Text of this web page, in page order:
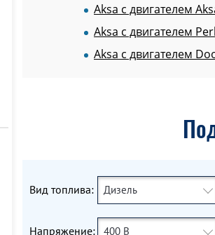
Aksa c двигателем
Aksa c двигателем
Aksa c двигателем
Вид топлива: Дизель
Напряжение: 400 В